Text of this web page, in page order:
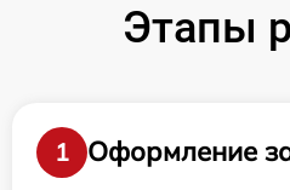
Этапы
1
Оформление